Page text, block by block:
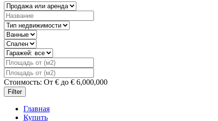
Стоимость: От € до € 6,000,000
Filter
Главная
Купить